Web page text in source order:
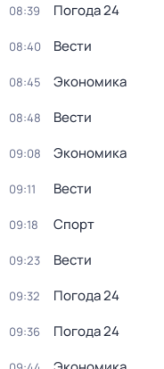
08:39 Погода 24
08:40 Вести
08:45 Экономика
08:48 Вести
09:08 Экономика
09:11 Вести
09:18 Спорт
09:23 Вести
09:32 Погода 24
09:36 Погода 24